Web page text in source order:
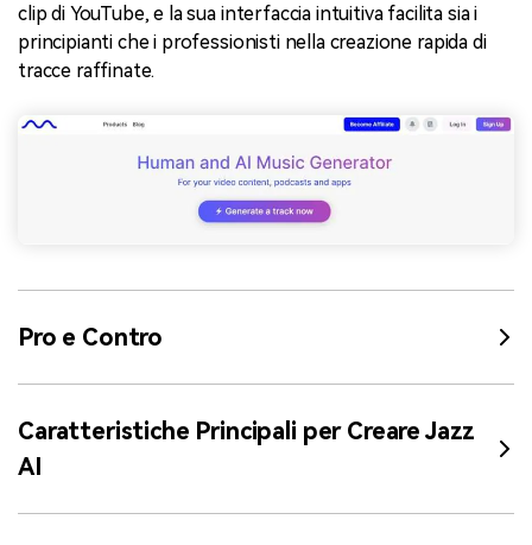
clip di YouTube, e la sua interfaccia intuitiva facilita sia i
principianti che i professionisti nella creazione rapida di
tracce raffinate.
Pro e Contro
Caratteristiche Principali per Creare Jazz
AI